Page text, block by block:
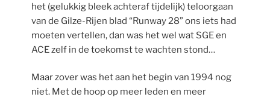
het (gelukkig bleek achteraf tijdelijk) teloorgaan
van de Gilze-Rijen blad “Runway 28” ons iets had
moeten vertellen, dan was het wel wat SGE en
ACE zelf in de toekomst te wachten stond…
Maar zover was het aan het begin van 1994 nog
niet. Met de hoop op meer leden en meer